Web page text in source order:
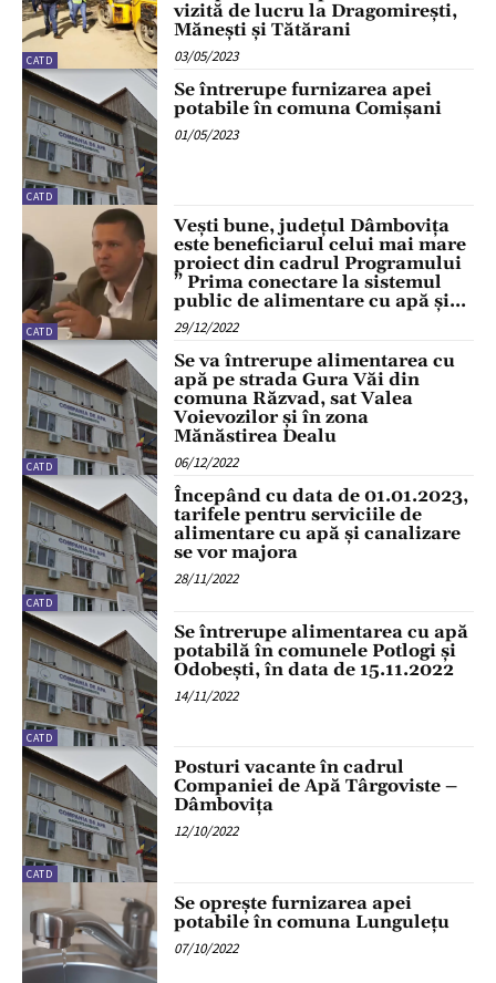
CATD
vizită de lucru la Dragomirești,
Mănești și Tătărani
03/05/2023
CATD
Se întrerupe furnizarea apei
potabile în comuna Comișani
01/05/2023
CATD
Vești bune, județul Dâmbovița
este beneficiarul celui mai mare
proiect din cadrul Programului
” Prima conectare la sistemul
public de alimentare cu apă și...
29/12/2022
CATD
Se va întrerupe alimentarea cu
apă pe strada Gura Văi din
comuna Răzvad, sat Valea
Voievozilor și în zona
Mănăstirea Dealu
06/12/2022
CATD
Începând cu data de 01.01.2023,
tarifele pentru serviciile de
alimentare cu apă și canalizare
se vor majora
28/11/2022
CATD
Se întrerupe alimentarea cu apă
potabilă în comunele Potlogi și
Odobești, în data de 15.11.2022
14/11/2022
CATD
Posturi vacante în cadrul
Companiei de Apă Târgoviste –
Dâmbovița
12/10/2022
Se oprește furnizarea apei
potabile în comuna Lungulețu
07/10/2022